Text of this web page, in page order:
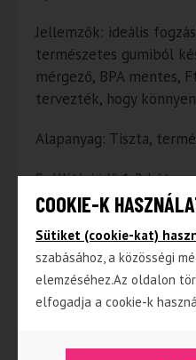
Jellemzők: ideális
természetes gumiból
mérgező, BPA mentes,
tervezték, hogy
Alapanyag: Tiszta,
Szállítási idő:1-2 hét
Kapcsolódó
NINCS RAKTÁRON
COOKIE-K
Sütiket (cookie-kat)
szabásához, a közösségi
elemzéséhez.Az oldalon
elfogadja a cookie-k